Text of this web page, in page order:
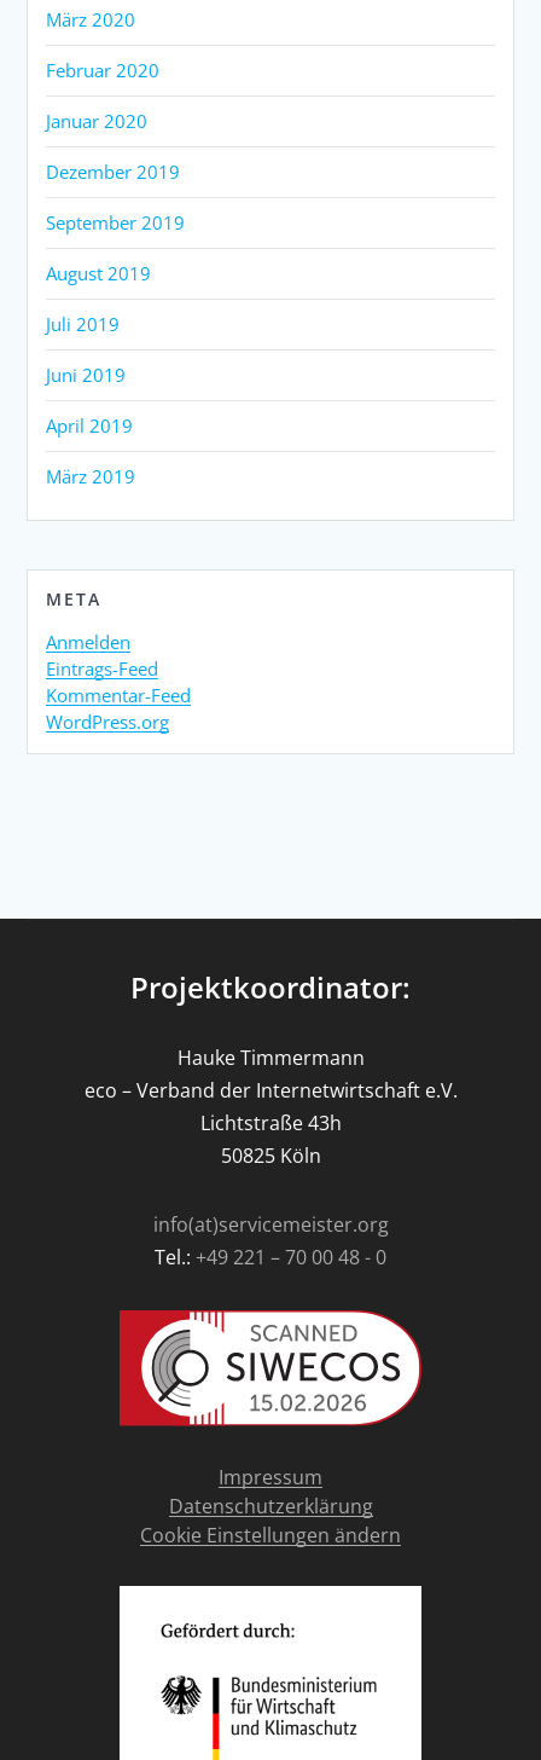
März 2020
Februar 2020
Januar 2020
Dezember 2019
September 2019
August 2019
Juli 2019
Juni 2019
April 2019
März 2019
META
Anmelden
Eintrags-Feed
Kommentar-Feed
WordPress.org
Projektkoordinator:
Hauke Timmermann
eco – Verband der Internetwirtschaft e.V.
Lichtstraße 43h
50825 Köln
info(at)servicemeister.org
Tel.: +49 221 – 70 00 48 - 0
Impressum
Datenschutzerklärung
Cookie Einstellungen ändern